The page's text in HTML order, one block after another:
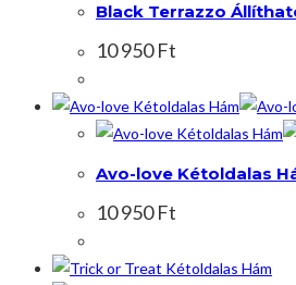
Black Terrazzo
10 950Ft
Avo-love Kétoldalas
10 950Ft